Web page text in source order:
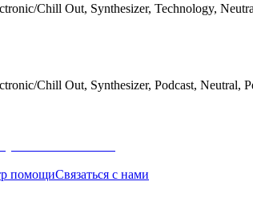
Chill Out, Synthesizer, Technology,
Chill Out, Synthesizer, Podcast, Neutral,
помощиСвязаться с нами